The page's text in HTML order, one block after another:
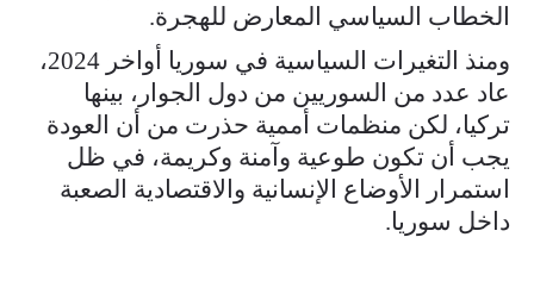
الخطاب السياسي المعارض للهجرة.
ومنذ التغيرات السياسية في سوريا أواخر 2024،
عاد عدد من السوريين من دول الجوار، بينها
تركيا، لكن منظمات أممية حذرت من أن العودة
يجب أن تكون طوعية وآمنة وكريمة، في ظل
استمرار الأوضاع الإنسانية والاقتصادية الصعبة
داخل سوريا.